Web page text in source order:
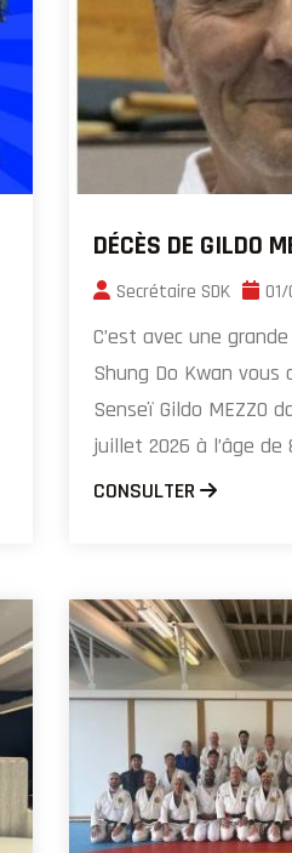
DÉCÈS DE GILDO
Secrétaire SDK
C’est avec une
Shung Do Kwan vous
Senseï Gildo MEZZO
juillet 2026 à l’âge de
CONSULTER